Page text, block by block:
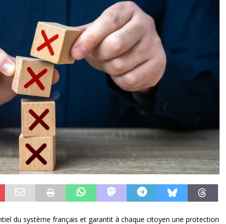
du système français et garantit à chaque citoyen une protection